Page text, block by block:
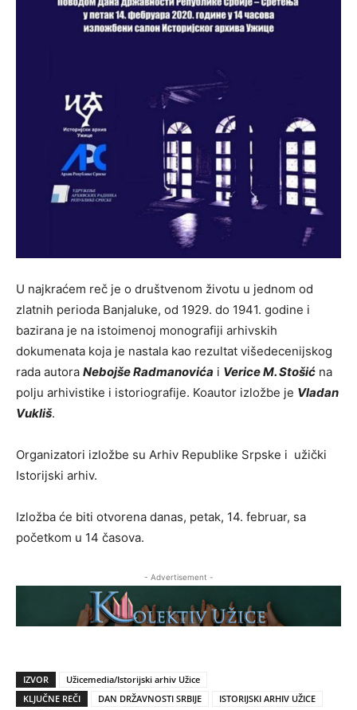
U najkraćem reč je o društvenom životu u jednom od
zlatnih perioda Banjaluke, od 1929. do 1941. godine i
bazirana je na istoimenoj monografiji arhivskih
dokumenata koja je nastala kao rezultat višedecenijskog
rada autora Nebojše Radmanovića i Verice M. Stošić na
polju arhivistike i istoriografije. Koautor izložbe je Vladan
Vukliš.
Organizatori izložbe su Arhiv Republike Srpske i užički
Istorijski arhiv.
Izložba će biti otvorena danas, petak, 14. februar, sa
početkom u 14 časova.
- Advertisement -
IZVOR
Užicemedia/Istorijski arhiv Užice
KLJUČNE REČI
DAN DRŽAVNOSTI SRBIJE
ISTORIJSKI ARHIV UŽICE